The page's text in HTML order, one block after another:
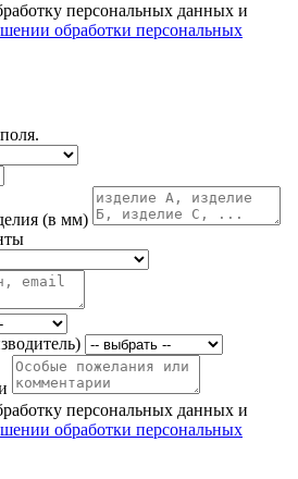
персональных данных и
обработки персональных
(в мм)
персональных данных и
обработки персональных